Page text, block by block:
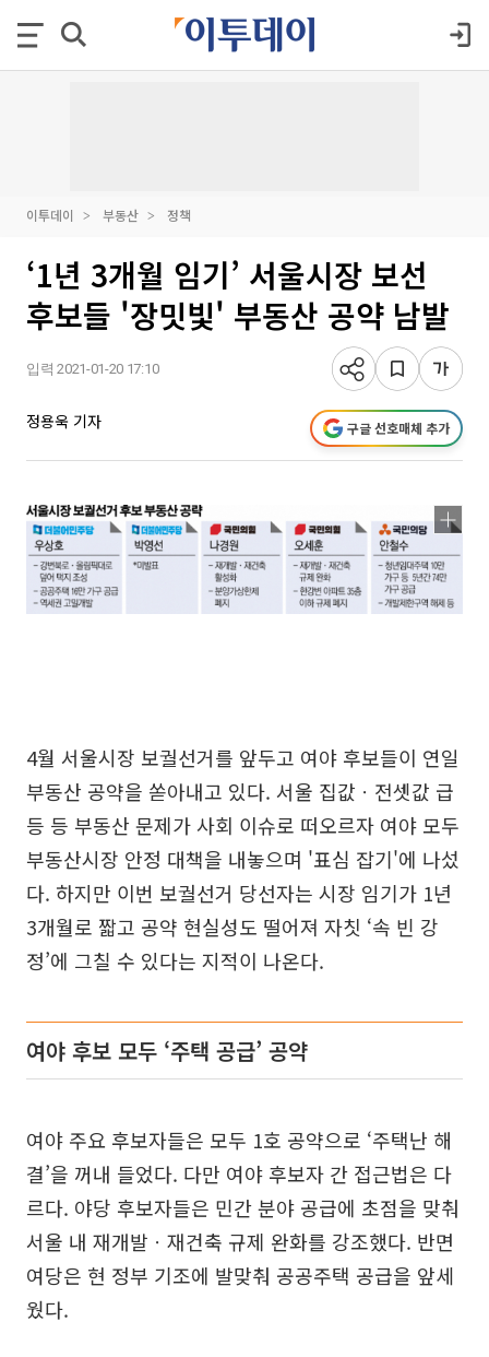
이투데이 부동산 정책
‘1년 3개월 임기’ 서울시장 보선
후보들 '장밋빛' 부동산 공약 남발
입력 2021-01-20 17:10
정용욱 기자 구글 선호매체 추가
4월 서울시장 보궐선거를 앞두고 여야 후보들이 연일
부동산 공약을 쏟아내고 있다. 서울 집값ㆍ전셋값 급
등 등 부동산 문제가 사회 이슈로 떠오르자 여야 모두
부동산시장 안정 대책을 내놓으며 '표심 잡기'에 나섰
다. 하지만 이번 보궐선거 당선자는 시장 임기가 1년
3개월로 짧고 공약 현실성도 떨어져 자칫 ‘속 빈 강
정’에 그칠 수 있다는 지적이 나온다.
여야 후보 모두 ‘주택 공급’ 공약
여야 주요 후보자들은 모두 1호 공약으로 ‘주택난 해
결’을 꺼내 들었다. 다만 여야 후보자 간 접근법은 다
르다. 야당 후보자들은 민간 분야 공급에 초점을 맞춰
서울 내 재개발ㆍ재건축 규제 완화를 강조했다. 반면
여당은 현 정부 기조에 발맞춰 공공주택 공급을 앞세
웠다.